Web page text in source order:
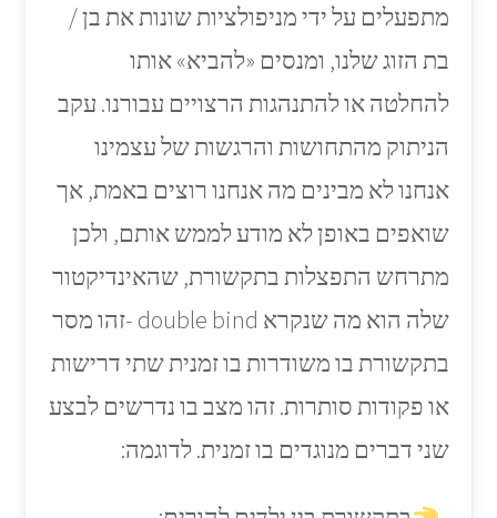
מתפעלים על ידי מניפולציות שונות את בן /
בת הזוג שלנו, ומנסים «להביא» אותו
להחלטה או להתנהגות הרצויים עבורנו. עקב
הניתוק מהתחושות והרגשות של עצמינו
אנחנו לא מבינים מה אנחנו רוצים באמת, אך
שואפים באופן לא מודע לממש אותם, ולכן
מתרחש התפצלות בתקשורת, שהאינדיקטור
שלה הוא מה שנקרא double bind -זהו מסר
בתקשורת בו משודרות בו זמנית שתי דרישות
או פקודות סותרות. זהו מצב בו נדרשים לבצע
שני דברים מנוגדים בו זמנית. לדוגמה: